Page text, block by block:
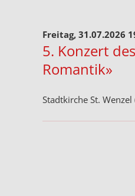
Freitag, 31.07.2026
5. Konzert
Romantik»
Stadtkirche St. Wenzel